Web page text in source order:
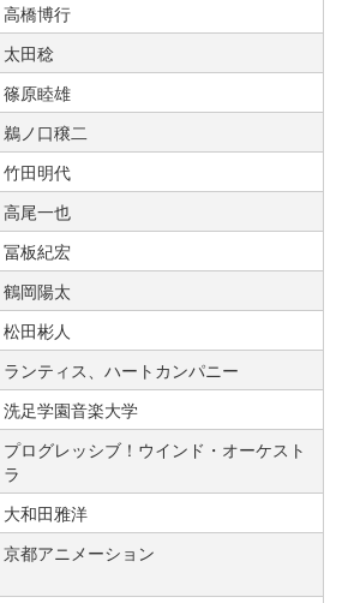
高橋博行
太田稔
篠原睦雄
鵜ノ口穣二
竹田明代
高尾一也
冨板紀宏
鶴岡陽太
松田彬人
ランティス、ハートカンパニー
洗足学園音楽大学
プログレッシブ！ウインド・オーケスト
ラ
大和田雅洋
京都アニメーション